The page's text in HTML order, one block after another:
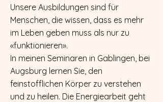
Unsere Ausbildungen sind für
Menschen, die wissen, dass es mehr
im Leben geben muss als nur zu
«funktionieren».
In meinen Seminaren in Gablingen, bei
Augsburg lernen Sie, den
feinstofflichen Körper zu verstehen
und zu heilen. Die Energiearbeit geht